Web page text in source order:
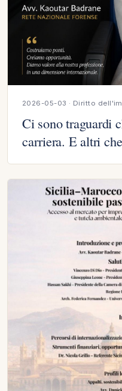
2026-05-03 · Diritto
Ci sono traguardi
carriera. E altri